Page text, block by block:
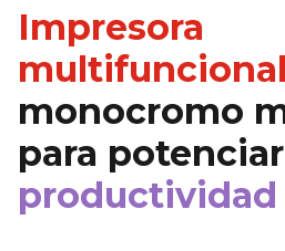
Impresora
multifuncional
monocromo
para
productividad